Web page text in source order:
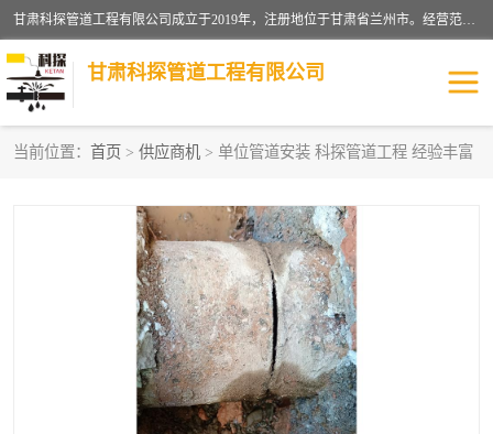
甘肃科探管道工程有限公司成立于2019年，注册地位于甘肃省兰州市。经营范围包括管道安装、清洗、疏通、维修、检测，防水工程，工程钻孔，化粪池清理，暖气安装，给排水管道安装维修，室内外管道如消防、供水、供热管道漏水检测定位，室内外防水堵漏等。
甘肃科探管道工程有限公司
当前位置： 首页 > 供应商机 > 单位管道安装 科探管道工程 经验丰富
漏水检查维修 消防管道漏水
供热管道漏水 排水管道漏水
自来水管漏水 管道疏通
高压车疏通清淤